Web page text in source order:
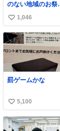
のない地域のお祭
の屋台。あとなんか
割と聞き馴染みのあ
るBGMが流れて
#関広見まつり #
見まつり2026
い
い
ね
数
1,046
罰ゲームかな
い
い
ね
5,100